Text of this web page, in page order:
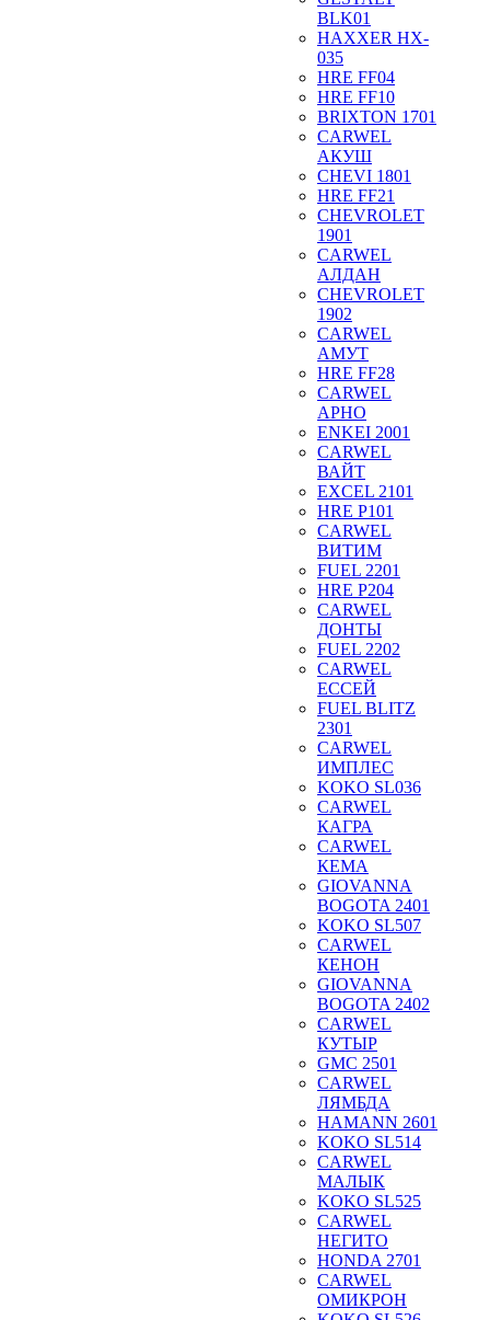
BLK01
HAXXER HX-
035
HRE FF04
HRE FF10
BRIXTON 1701
CARWEL
АКУШ
CHEVI 1801
HRE FF21
CHEVROLET
1901
CARWEL
АЛДАН
CHEVROLET
1902
CARWEL
АМУТ
HRE FF28
CARWEL
АРНО
ENKEI 2001
CARWEL
ВАЙТ
EXCEL 2101
HRE P101
CARWEL
ВИТИМ
FUEL 2201
HRE P204
CARWEL
ДОНТЫ
FUEL 2202
CARWEL
ЕССЕЙ
FUEL BLITZ
2301
CARWEL
ИМПЛЕС
KOKO SL036
CARWEL
КАГРА
CARWEL
КЕМА
GIOVANNA
BOGOTA 2401
KOKO SL507
CARWEL
КЕНОН
GIOVANNA
BOGOTA 2402
CARWEL
КУТЫР
GMC 2501
CARWEL
ЛЯМБДА
HAMANN 2601
KOKO SL514
CARWEL
МАЛЫК
KOKO SL525
CARWEL
НЕГИТО
HONDA 2701
CARWEL
ОМИКРОН